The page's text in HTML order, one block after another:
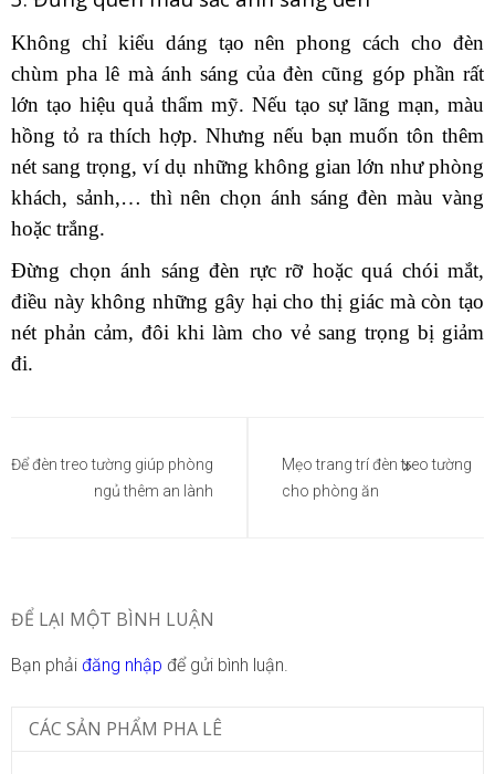
Không chỉ kiểu dáng tạo nên phong cách cho đèn
chùm pha lê mà ánh sáng của đèn cũng góp phần rất
lớn tạo hiệu quả thẩm mỹ. Nếu tạo sự lãng mạn, màu
hồng tỏ ra thích hợp. Nhưng nếu bạn muốn tôn thêm
nét sang trọng, ví dụ những không gian lớn như phòng
khách, sảnh,… thì nên chọn ánh sáng đèn màu vàng
hoặc trắng.
Đừng chọn ánh sáng đèn rực rỡ hoặc quá chói mắt,
điều này không những gây hại cho thị giác mà còn tạo
nét phản cảm, đôi khi làm cho vẻ sang trọng bị giảm
đi.
hướng
Để đèn treo tường giúp phòng
ngủ thêm an lành
Mẹo trang trí đèn treo tường
cho phòng ăn
ĐỂ LẠI MỘT BÌNH LUẬN
Bạn phải đăng nhập để gửi bình luận.
CÁC SẢN PHẨM PHA LÊ